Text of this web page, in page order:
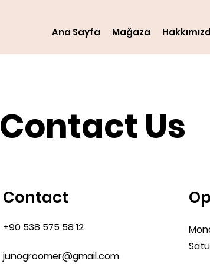
Ana Sayfa Mağaza
Contact Us
Contact
+90 538 575 58 12
junogroomer@gmail.com